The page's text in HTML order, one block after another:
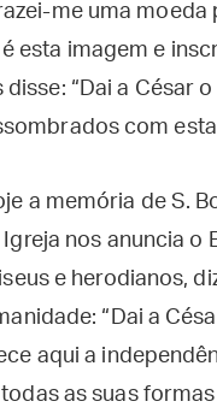
me uma moeda
esta imagem e
“Dai a César
com
a memória de S.
nos anuncia o
e herodianos,
“Dai a
aqui a
as suas